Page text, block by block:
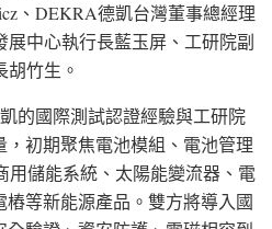
、DEKRA德凱台灣董事總經理
中心執行長藍玉屏、工研院副
胡竹生。
的國際測試認證經驗與工研院
初期聚焦電池模組、電池管理
用儲能系統、太陽能變流器、電
等新能源產品。雙方將導入國